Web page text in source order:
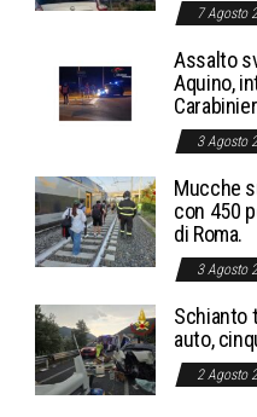
7 Agosto
Assalto
Aquino,
3 Agosto
Mucche
con 450
di Roma.
3 Agosto
Schianto
auto,
2 Agosto